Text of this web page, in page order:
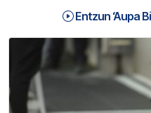
Entzun ‘Aupa